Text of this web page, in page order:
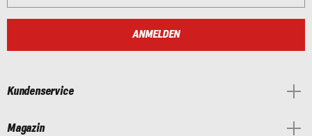
ANMELDEN
Kundenservice
Magazin